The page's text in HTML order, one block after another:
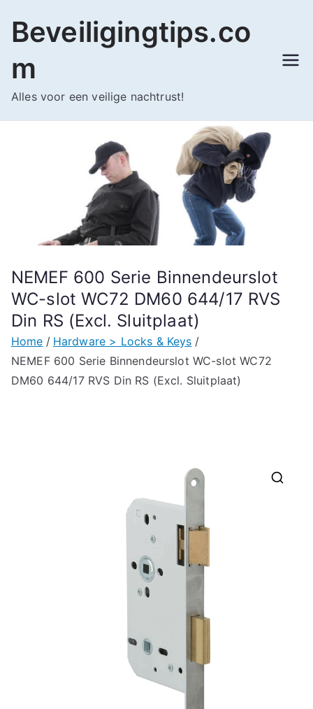
naar
inhoud
Beveiligingtips.co
m
Alles voor een veilige nachtrust!
NEMEF 600 Serie Binnendeurslot
WC-slot WC72 DM60 644/17 RVS
Din RS (Excl. Sluitplaat)
Home
Hardware > Locks & Keys
NEMEF 600 Serie Binnendeurslot WC-slot WC72
DM60 644/17 RVS Din RS (Excl. Sluitplaat)